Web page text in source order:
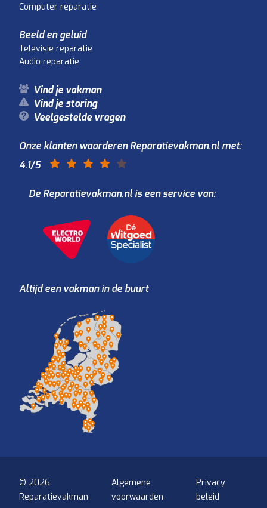
Computer reparatie
Beeld en geluid
Televisie reparatie
Audio reparatie
Vind je vakman
Vind je storing
Veelgestelde vragen
Onze klanten waarderen Reparatievakman.nl met:
4.1/5
De Reparatievakman.nl is een service van:
Altijd een vakman in de buurt
© 2026
Reparatievakman
Algemene
voorwaarden
Privacy
beleid